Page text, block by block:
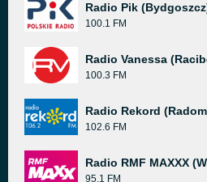
Radio Pik
100.1 FM
Radio Vanessa
100.3 FM
Radio Rekord
102.6 FM
Radio RMF MAXXX
95.1 FM